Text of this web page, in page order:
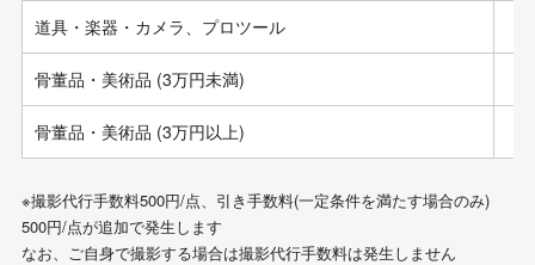
道具・楽器・カメラ、プロツール
骨董品・美術品 (3万円未満)
骨董品・美術品 (3万円以上)
※撮影代行手数料500円/点、引き手数料(一定条件を満たす場合のみ)
500円/点が追加で発生します
なお、ご自身で撮影する場合は撮影代行手数料は発生しません